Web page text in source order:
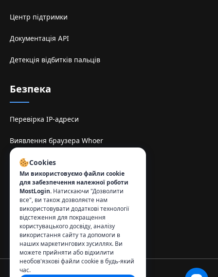
Центр підтримки
Документація API
Детекція відбитків пальців
Безпека
Перевірка IP-адреси
Виявлення браузера Whoer
TamilMV Espelhe Sitesi
Зв'язок:
info@mostlogin.com
Cookies
Ми використовуємо файли cookie
для забезпечення належної роботи
MostLogin. Натискаючи "Дозволити
все", ви також дозволяєте нам
використовувати додаткові технології
відстеження для покращення
користувацького досвіду, аналізу
використання сайту та допомоги в
наших маркетингових зусиллях. Ви
можете прийняти або відхилити
необов'язкові файли cookie в будь-який
час.